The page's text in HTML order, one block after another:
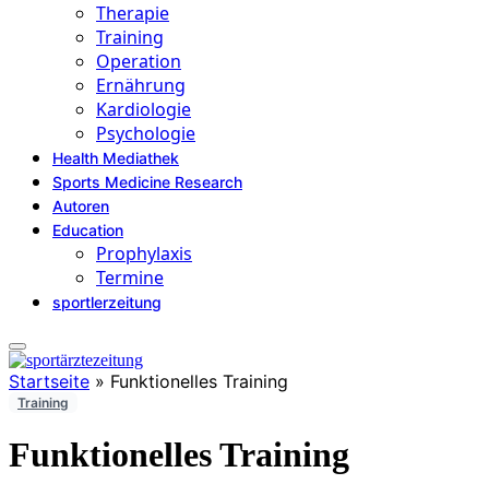
Therapie
Training
Operation
Ernährung
Kardiologie
Psychologie
Health Mediathek
Sports Medicine Research
Autoren
Education
Prophylaxis
Termine
sportlerzeitung
Startseite » Funktionelles Training
Training
Funktionelles Training